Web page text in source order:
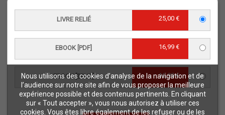
Nous utilisons des cookies d’analyse de la navigation et de
l’audience sur notre site afin de vous proposer la meilleure
expérience possible et des contenus pertinents. En cliquant
sur « Tout accepter », vous nous autorisez à utiliser ces
cookies. Vous êtes libre également de les refuser ou de les
LIVRE RELIÉ 25,00 €
EBOOK [PDF] 16,99 €
EBOOK [EPUB] 16,99 €
Vous êtes journaliste
Vous êtes libraire
Foreign rights
Procédure d'évaluation
NOTRE SITE
Quae © 2018
Mentions légales